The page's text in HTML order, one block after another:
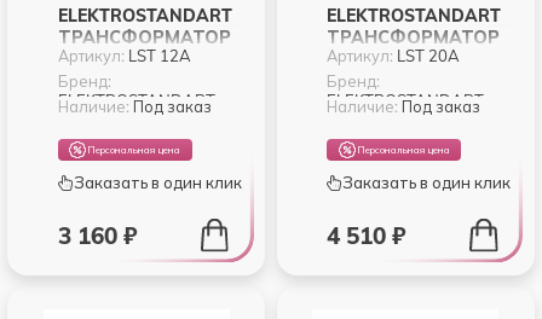
ELEKTROSTANDART
ТРАНСФОРМАТОР
150W 12V IP00 LST
12A
Артикул: LST 12A
Бренд:
ELEKTROSTANDART
Наличие: Под заказ
Персональная цена
Заказать в один клик
3 160 ₽
ELEKTROSTANDART
ТРАНСФОРМАТОР
250W 12V IP00 LST
20A
Артикул: LST 20A
Бренд:
ELEKTROSTANDART
Наличие: Под заказ
Персональная цена
Заказать в один клик
4 510 ₽